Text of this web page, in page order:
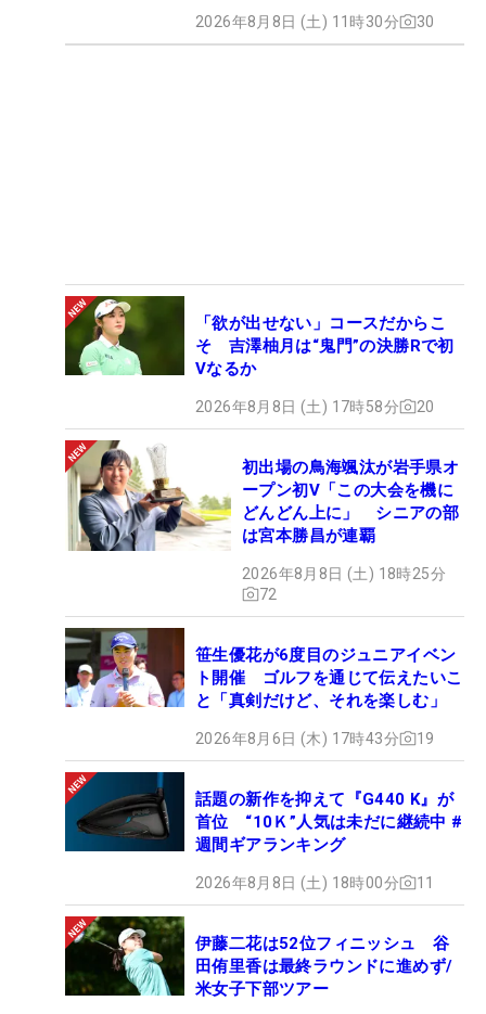
2026年8月8日 (土) 11時30分 30
「欲が出せない」コースだからこ
そ 吉澤柚月は“鬼門”の決勝Rで初
Vなるか
2026年8月8日 (土) 17時58分 20
初出場の鳥海颯汰が岩手県オ
ープン初V「この大会を機に
どんどん上に」 シニアの部
は宮本勝昌が連覇
2026年8月8日 (土) 18時25分
72
笹生優花が6度目のジュニアイベン
ト開催 ゴルフを通じて伝えたいこ
と「真剣だけど、それを楽しむ」
2026年8月6日 (木) 17時43分 19
話題の新作を抑えて『G440 K』が
首位 “10Ｋ”人気は未だに継続中 #
週間ギアランキング
2026年8月8日 (土) 18時00分 11
伊藤二花は52位フィニッシュ 谷
田侑里香は最終ラウンドに進めず/
米女子下部ツアー